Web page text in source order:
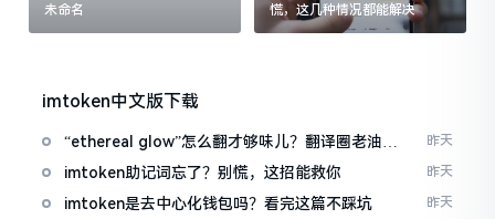
未命名
慌，这几种情况都能解决
imtoken中文版下载
“ethereal glow”怎么翻才够味儿？翻译圈老油条
的私房话
昨天
imtoken助记词忘了？别慌，这招能救你 昨天
imtoken是去中心化钱包吗？看完这篇不踩坑 昨天